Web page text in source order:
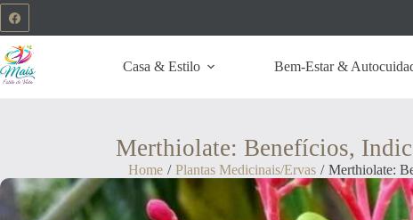
Casa & Estilo Bem-Estar &
Merthiolate: Benefícios,
Home / Plantas Medicinais/Ervas / Merthiolate: